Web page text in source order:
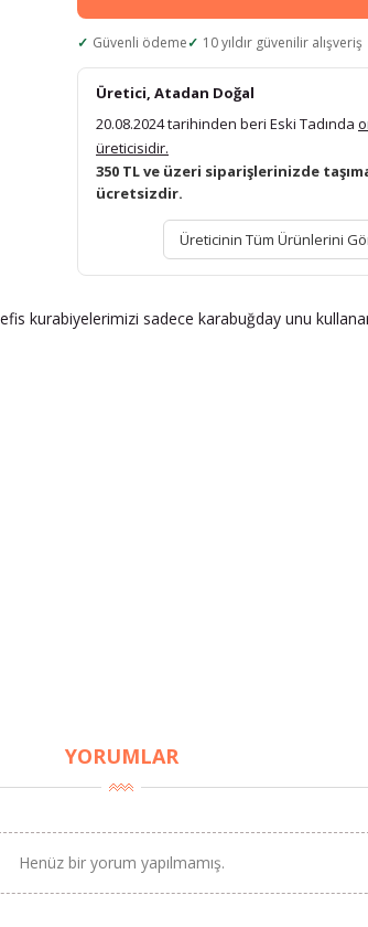
Güvenli ödeme 10 yıldır güvenilir alışveriş
Üretici, Atadan Doğal
20.08.2024 tarihinden beri Eski Tadında
üreticisidir.
350 TL ve üzeri siparişlerinizde
ücretsizdir.
Üreticinin Tüm Ürünlerini
sadece karabuğday unu
YORUMLAR
Henüz bir yorum yapılmamış.
PLANLI İNDİRİMİ